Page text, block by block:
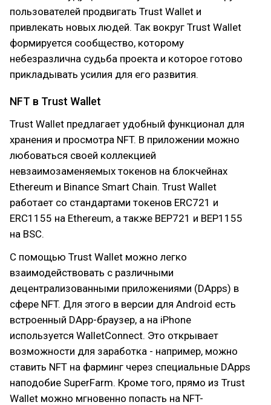
пользователей продвигать Trust Wallet и
привлекать новых людей. Так вокруг Trust Wallet
формируется сообщество, которому
небезразлична судьба проекта и которое готово
прикладывать усилия для его развития.
NFT в Trust Wallet
Trust Wallet предлагает удобный функционал для
хранения и просмотра NFT. В приложении можно
любоваться своей коллекцией
невзаимозаменяемых токенов на блокчейнах
Ethereum и Binance Smart Chain. Trust Wallet
работает со стандартами токенов ERC721 и
ERC1155 на Ethereum, а также BEP721 и BEP1155
на BSC.
С помощью Trust Wallet можно легко
взаимодействовать с различными
децентрализованными приложениями (DApps) в
сфере NFT. Для этого в версии для Android есть
встроенный DApp-браузер, а на iPhone
используется WalletConnect. Это открывает
возможности для заработка - например, можно
ставить NFT на фарминг через специальные DApps
наподобие SuperFarm. Кроме того, прямо из Trust
Wallet можно мгновенно попасть на NFT-